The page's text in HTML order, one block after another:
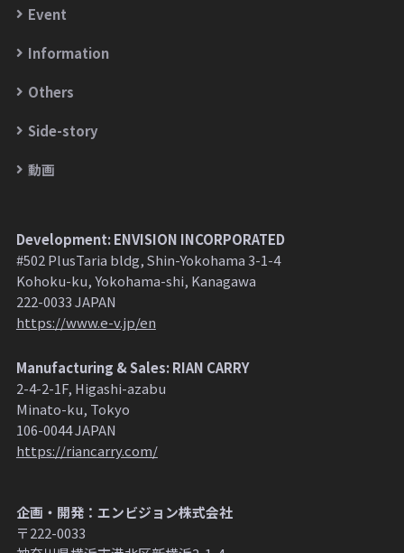
Event
Information
Others
Side-story
動画
Development: ENVISION INCORPORATED
#502 PlusTaria bldg, Shin-Yokohama 3-1-4
Kohoku-ku, Yokohama-shi, Kanagawa
222-0033 JAPAN
https://www.e-v.jp/en
Manufacturing & Sales: RIAN CARRY
2-4-2-1F, Higashi-azabu
Minato-ku, Tokyo
106-0044 JAPAN
https://riancarry.com/
企画・開発：エンビジョン株式会社
〒222-0033